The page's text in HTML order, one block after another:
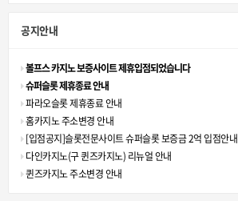
공지안내
볼프스 카지노 보증사이트 제휴입점되었습니다
슈퍼슬롯 제휴종료 안내
파라오슬롯 제휴종료 안내
홈카지노 주소변경 안내
[입점공지]슬롯전문사이트 슈퍼슬롯 보증금 2억 입점안내
다인카지노(구 퀸즈카지노) 리뉴얼 안내
퀸즈카지노 주소변경 안내